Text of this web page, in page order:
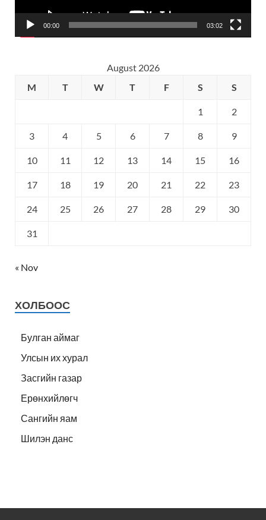
00:00 03:02
August 2026
M
T W T F S S
1 2
3 4 5 6 7 8 9
10 11 12 13 14 15 16
17 18 19 20 21 22 23
24 25 26 27 28 29 30
31
« Nov
ХОЛБООС
Булган аймаг
Улсын их хурал
Засгийн газар
Ерөнхийлөгч
Сангийн яам
Шилэн данс